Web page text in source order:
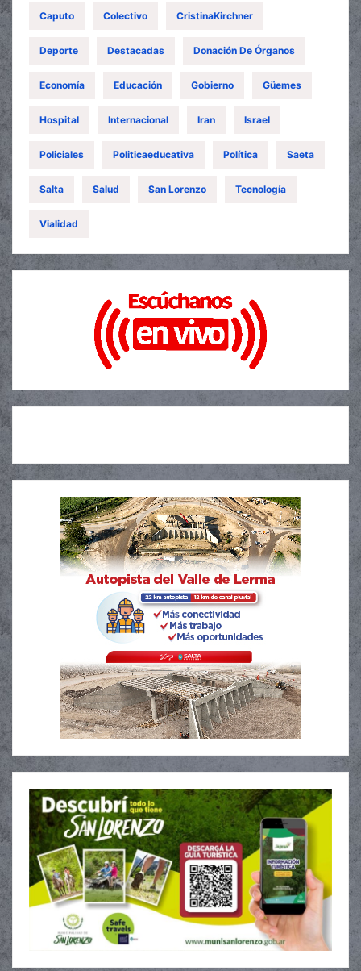
Caputo Colectivo CristinaKirchner
Deporte Destacadas Donación De Órganos
Economía Educación Gobierno Güemes
Hospital Internacional Iran Israel
Policiales Politicaeducativa Política Saeta
Salta Salud San Lorenzo Tecnología
Vialidad